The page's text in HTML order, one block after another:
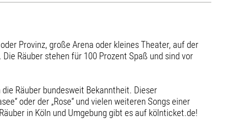
Provinz, große Arena oder kleines Theater, auf der
Räuber stehen für 100 Prozent Spaß und sind vor
Räuber bundesweit Bekanntheit. Dieser
oder der „Rose“ und vielen weiteren Songs einer
in Köln und Umgebung gibt es auf kölnticket.de!